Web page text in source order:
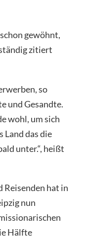
gewöhnt,
zitiert
so
und Gesandte.
wohl, um sich
Land das die
unter.“, heißt
Reisenden hat in
nun
Hälfte